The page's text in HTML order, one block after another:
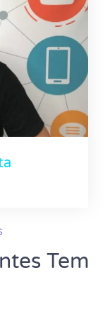
Tem